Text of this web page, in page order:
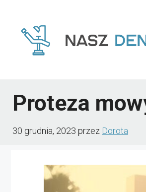
Proteza
30 grudnia, 2023 przez Dorota